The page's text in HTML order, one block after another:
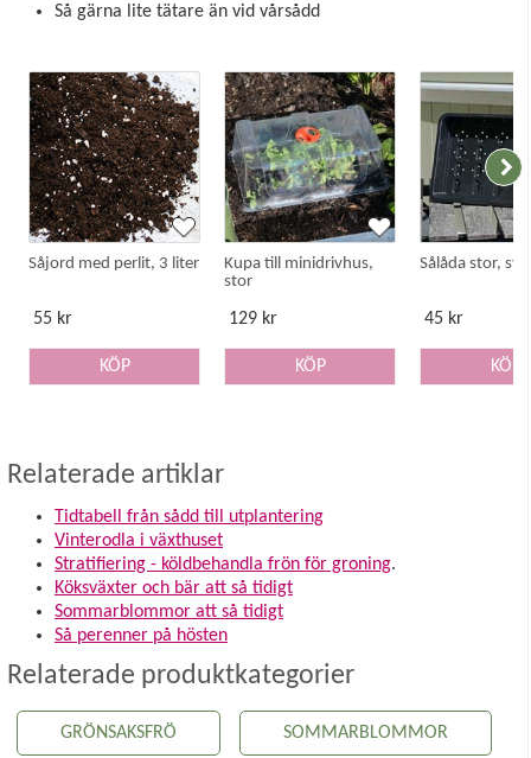
Så gärna lite tätare än vid vårsådd
Såjord med perlit, 3 liter
55 kr
KÖP
Kupa till minidrivhus,
stor
129 kr
KÖP
Sålåda stor,
45 kr
KÖP
Relaterade artiklar
Tidtabell från sådd till utplantering
Vinterodla i växthuset
Stratifiering - köldbehandla frön för groning.
Köksväxter och bär att så tidigt
Sommarblommor att så tidigt
Så perenner på hösten
Relaterade produktkategorier
GRÖNSAKSFRÖ SOMMARBLOMMOR